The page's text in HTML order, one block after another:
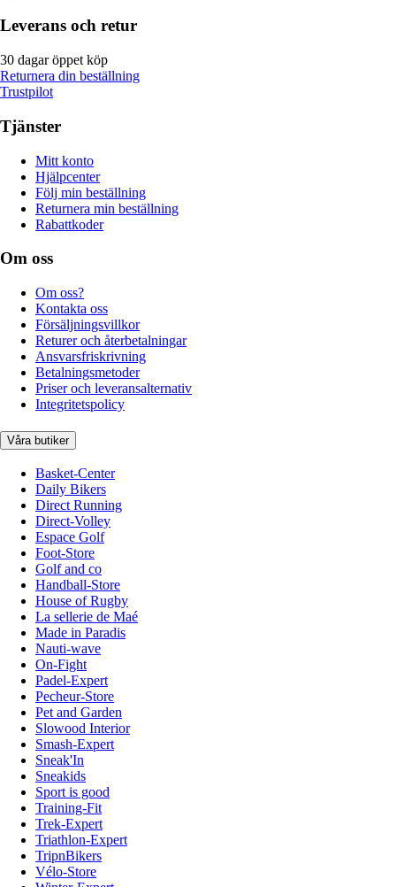
Leverans och retur
30 dagar öppet köp
Returnera din beställning
Trustpilot
Tjänster
Mitt konto
Hjälpcenter
Följ min beställning
Returnera min beställning
Rabattkoder
Om oss
Om oss?
Kontakta oss
Försäljningsvillkor
Returer och återbetalningar
Ansvarsfriskrivning
Betalningsmetoder
Priser och leveransalternativ
Integritetspolicy
Våra butiker
Basket-Center
Daily Bikers
Direct Running
Direct-Volley
Espace Golf
Foot-Store
Golf and co
Handball-Store
House of Rugby
La sellerie de Maé
Made in Paradis
Nauti-wave
On-Fight
Padel-Expert
Pecheur-Store
Pet and Garden
Slowood Interior
Smash-Expert
Sneak'In
Sneakids
Sport is good
Training-Fit
Trek-Expert
Triathlon-Expert
TripnBikers
Vélo-Store